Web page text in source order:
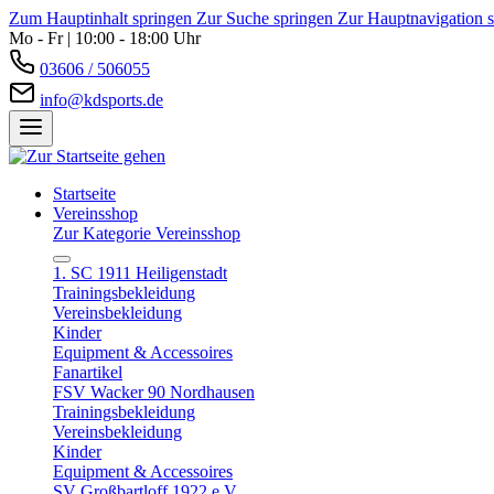
Zum Hauptinhalt springen Zur Suche springen Zur Hauptnavigation
Mo - Fr | 10:00 - 18:00 Uhr
03606 / 506055
info@kdsports.de
Startseite
Vereinsshop
Zur Kategorie Vereinsshop
1. SC 1911 Heiligenstadt
Trainingsbekleidung
Vereinsbekleidung
Kinder
Equipment & Accessoires
Fanartikel
FSV Wacker 90 Nordhausen
Trainingsbekleidung
Vereinsbekleidung
Kinder
Equipment & Accessoires